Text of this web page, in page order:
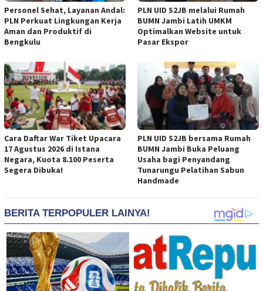
Personel Sehat, Layanan Andal:
PLN Perkuat Lingkungan Kerja
Aman dan Produktif di
Bengkulu
PLN UID S2JB melalui Rumah
BUMN Jambi Latih UMKM
Optimalkan Website untuk
Pasar Ekspor
Cara Daftar War Tiket Upacara
17 Agustus 2026 di Istana
Negara, Kuota 8.100 Peserta
Segera Dibuka!
PLN UID S2JB bersama Rumah
BUMN Jambi Buka Peluang
Usaha bagi Penyandang
Tunarungu Pelatihan Sabun
Handmade